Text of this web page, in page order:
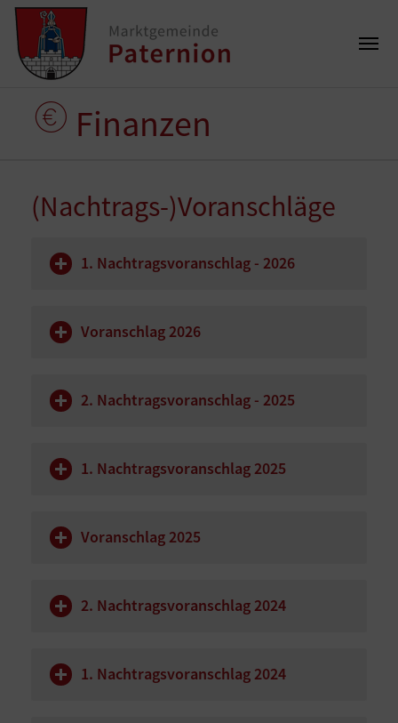
Finanzen
(Nachtrags-)Voranschläge
1. Nachtragsvoranschlag - 2026
Voranschlag 2026
2. Nachtragsvoranschlag - 2025
1. Nachtragsvoranschlag 2025
Voranschlag 2025
2. Nachtragsvoranschlag 2024
1. Nachtragsvoranschlag 2024